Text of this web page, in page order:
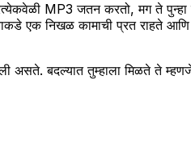
MP3 जतन करतो, मग ते पुन्हा
एक निखळ कामाची प्रत राहते
असते. बदल्यात तुम्हाला मिळते ते